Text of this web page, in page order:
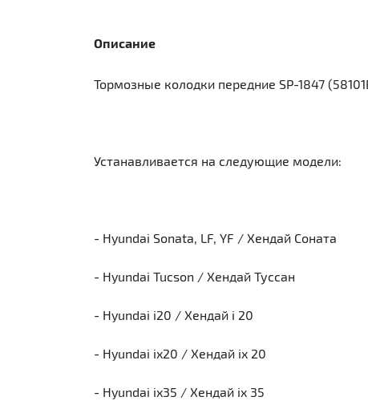
Описание
Тормозные колодки передние SP-1847
Устанавливается на следующие модели:
- Hyundai Sonata, LF, YF / Хендай Соната
- Hyundai Tucson / Хендай Туссан
- Hyundai i20 / Хендай i 20
- Hyundai ix20 / Хендай ix 20
- Hyundai ix35 / Хендай ix 35